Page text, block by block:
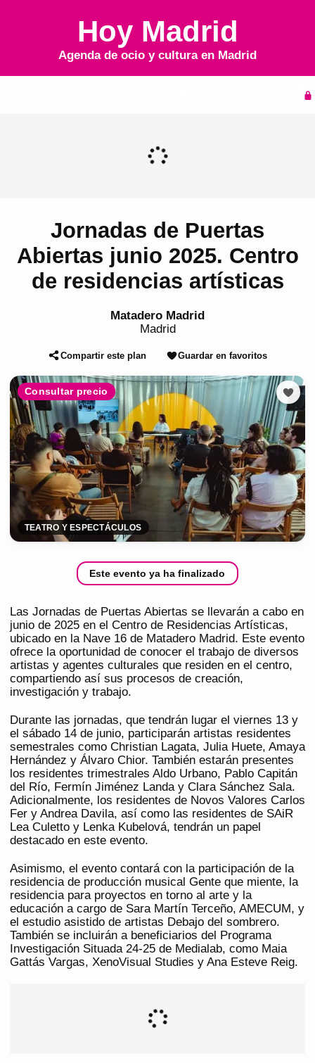
Hoy Madrid
Agenda de ocio y cultura en Madrid
Jornadas de Puertas
Abiertas junio 2025. Centro
de residencias artísticas
Matadero Madrid
Madrid
Compartir este plan Guardar en favoritos
Consultar precio
TEATRO Y ESPECTÁCULOS
Este evento ya ha finalizado
Las Jornadas de Puertas Abiertas se llevarán a cabo en
junio de 2025 en el Centro de Residencias Artísticas,
ubicado en la Nave 16 de Matadero Madrid. Este evento
ofrece la oportunidad de conocer el trabajo de diversos
artistas y agentes culturales que residen en el centro,
compartiendo así sus procesos de creación,
investigación y trabajo.
Durante las jornadas, que tendrán lugar el viernes 13 y
el sábado 14 de junio, participarán artistas residentes
semestrales como Christian Lagata, Julia Huete, Amaya
Hernández y Álvaro Chior. También estarán presentes
los residentes trimestrales Aldo Urbano, Pablo Capitán
del Río, Fermín Jiménez Landa y Clara Sánchez Sala.
Adicionalmente, los residentes de Novos Valores Carlos
Fer y Andrea Davila, así como las residentes de SAiR
Lea Culetto y Lenka Kubelová, tendrán un papel
destacado en este evento.
Asimismo, el evento contará con la participación de la
residencia de producción musical Gente que miente, la
residencia para proyectos en torno al arte y la
educación a cargo de Sara Martín Terceño, AMECUM, y
el estudio asistido de artistas Debajo del sombrero.
También se incluirán a beneficiarios del Programa
Investigación Situada 24-25 de Medialab, como Maia
Gattás Vargas, XenoVisual Studies y Ana Esteve Reig.